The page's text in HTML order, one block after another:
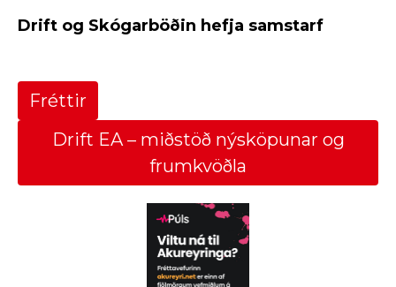
Drift og Skógarböðin hefja samstarf
Fréttir
Drift EA – miðstöð nýsköpunar og
frumkvöðla